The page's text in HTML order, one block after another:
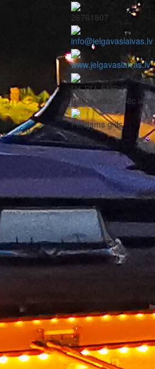
26761807
info@jelgavaslaivas.lv
www.jelgavaslaivas.lv
LV, RU, ENG
Darba laiks – pēc
Pieejams gids